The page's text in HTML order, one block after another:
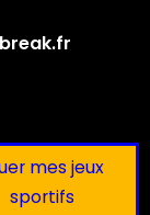
mes jeux
sportifs